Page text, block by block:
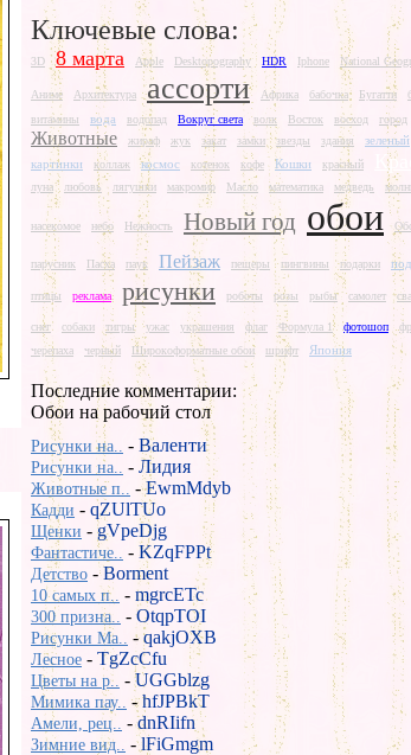
Ключевые слова:
3D 8 марта Apple Desktopography HDR Iphone National
Аниме Архитектура ассорти Африка бабочка Бугатти
витамины
вода водопад Вокруг света волк Восток восход город
Животные жираф жук закат замки звезды здания зеленый
картинки коллаж космос котенок кофе Кошки красный
луна
любовь лягушки макромир Масло математика медведь
насекомое небо Нежность Новый год обои
парусник Пасха паук Пейзаж пещеры пингвины подарки
птицы реклама рисунки роботы розы рыбы самолет
снег собаки тигры ужас украшения флаг Формула 1 фотошоп
черепаха черный Широкоформатные обои шрифт Япония
Последние комментарии:
Обои на рабочий стол
Рисунки на.. - Валенти
Рисунки на.. - Лидия
Животные п.. -EwmMdyb
Кадди - qZUlTUo
Щенки - gVpeDjg
Фантастиче.. - KZqFPPt
Детство -Borment
10 самых п.. - mgrcETc
300 призна.. - OtqpTOI
Рисунки Ma.. -qakjOXB
Лесное - TgZcCfu
Цветы на р.. -UGGblzg
Мимика пау.. -hfJPBkT
Амели, рец.. -dnRIifn
Зимние вид.. -lFiGmgm